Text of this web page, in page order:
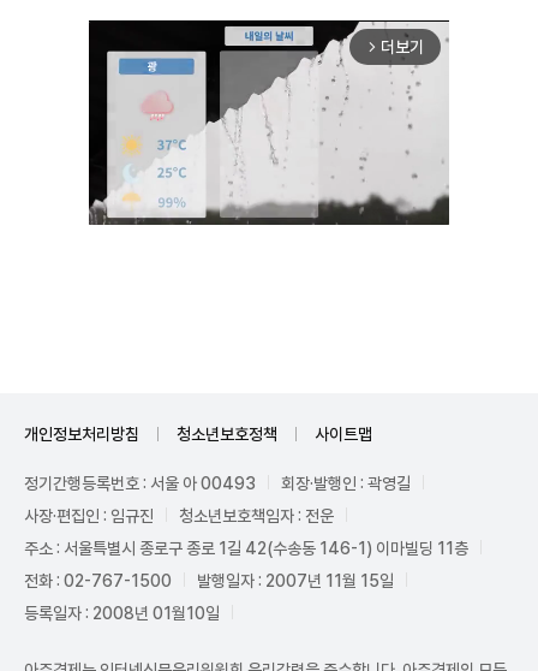
arrow_forward_ios 더보기
개인정보처리방침 청소년보호정책 사이트맵
정기간행등록번호 : 서울 아 00493
회장·발행인 : 곽영길
사장·편집인 : 임규진
청소년보호책임자 : 전운
주소 : 서울특별시 종로구 종로 1길 42(수송동 146-1) 이마빌딩 11층
전화 : 02-767-1500
발행일자 : 2007년 11월 15일
등록일자 : 2008년 01월10일